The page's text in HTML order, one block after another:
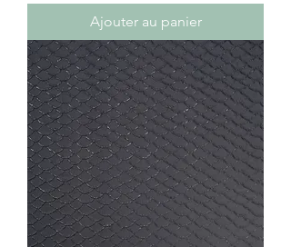
Ajouter au panier